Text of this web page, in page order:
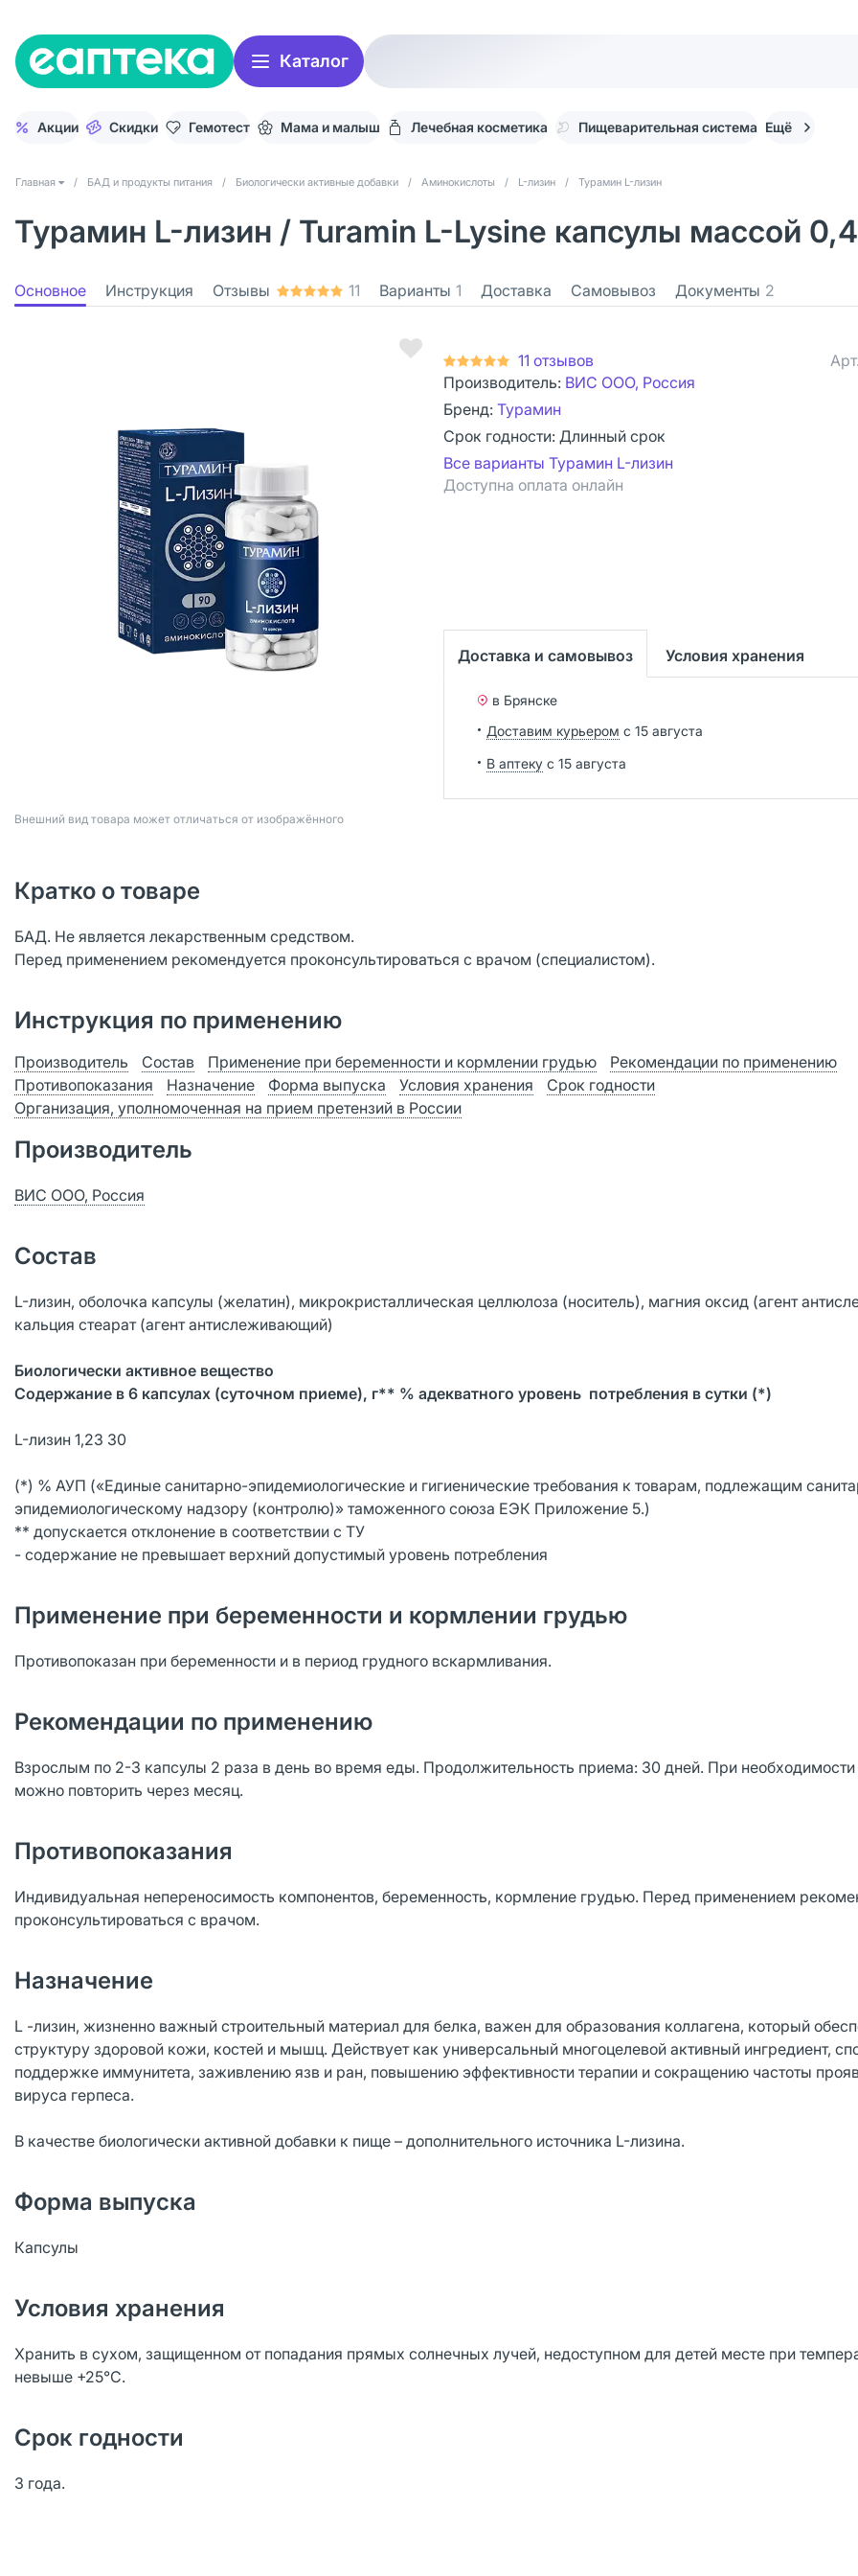
Каталог
Акции Скидки Гемотест Мама и малыш Лечебная косметика Пищеварительная система Ещё
Главная / БАД и продукты питания / Биологически активные добавки / Аминокислоты / L-лизин / Турамин L-лизин
Турамин L-лизин / Turamin L-Lysine капсулы массой
Основное Инструкция Отзывы 11 Варианты 1 Доставка Самовывоз Документы 2
Bнешний вид товара может отличаться от изображённого
11 отзывов Арт.
Производитель: ВИС ООО, Россия
Бренд: Турамин
Срок годности: Длинный срок
Все варианты Турамин L-лизин
Доступна оплата онлайн
Доставка и самовывоз Условия хранения
в Брянске
Доставим курьером с 15 августа
В аптеку с 15 августа
Кратко о товаре
БАД. Не является лекарственным средством.
Перед применением рекомендуется проконсультироваться с врачом (специалистом).
Инструкция по применению
Производитель Состав Применение при беременности и кормлении грудью
Рекомендации по применению
Противопоказания
Назначение Форма выпуска Условия хранения
Срок годности
Организация, уполномоченная на прием претензий в России
Производитель
ВИС ООО, Россия
Состав
L-лизин, оболочка капсулы (желатин), микрокристаллическая целлюлоза (носитель), магния оксид (агент
кальция стеарат (агент антислеживающий)
Биологически активное вещество
Содержание в 6 капсулах (суточном приеме), г** % адекватного уровень потребления в сутки (*)
L-лизин 1,23 30
(*) % АУП («Единые санитарно-эпидемиологические и гигиенические требования к товарам, подлежащим
эпидемиологическому надзору (контролю)» таможенного союза ЕЭК Приложение 5.)
** допускается отклонение в соответствии с ТУ
- содержание не превышает верхний допустимый уровень потребления
Применение при беременности и кормлении грудью
Противопоказан при беременности и в период грудного вскармливания.
Рекомендации по применению
Взрослым по 2-3 капсулы 2 раза в день во время еды. Продолжительность приема: 30 дней. При
можно повторить через месяц.
Противопоказания
Индивидуальная непереносимость компонентов, беременность, кормление грудью. Перед применением
проконсультироваться с врачом.
Назначение
L -лизин, жизненно важный строительный материал для белка, важен для образования коллагена, который
структуру здоровой кожи, костей и мышц. Действует как универсальный многоцелевой активный ингредиент,
поддержке иммунитета, заживлению язв и ран, повышению эффективности терапии и сокращению частоты
вируса герпеса.
В качестве биологически активной добавки к пище – дополнительного источника L-лизина.
Форма выпуска
Капсулы
Условия хранения
Хранить в сухом, защищенном от попадания прямых солнечных лучей, недоступном для детей месте при
невыше +25°С.
Срок годности
3 года.